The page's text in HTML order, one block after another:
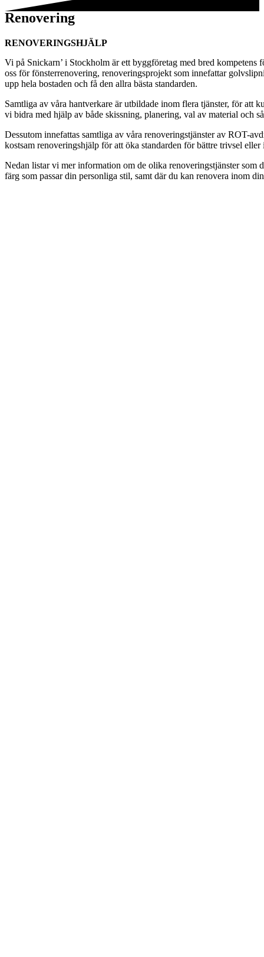
Renovering
RENOVERINGSHJÄLP
Vi på Snickarn’ i Stockholm är ett byggföretag med bred
oss för fönsterrenovering, renoveringsprojekt som innefattar
upp hela bostaden och få den allra bästa standarden.
Samtliga av våra hantverkare är utbildade inom flera tjänster, för att
vi bidra med hjälp av både skissning, planering, val av material och
Dessutom innefattas samtliga av våra renoveringstjänster av ROT-
kostsam renoveringshjälp för att öka standarden för bättre trivsel
Nedan listar vi mer information om de olika renoveringstjänster som
färg som passar din personliga stil, samt där du kan renovera inom